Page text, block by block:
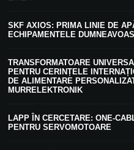
SKF AXIOS: PRIMA LINIE DE
ECHIPAMENTELE
TRANSFORMATOARE
PENTRU CERINȚELE
DE ALIMENTARE
MURRELEKTRONIK
LAPP ÎN CERCETARE: ONE-
PENTRU SERVOMOTOARE